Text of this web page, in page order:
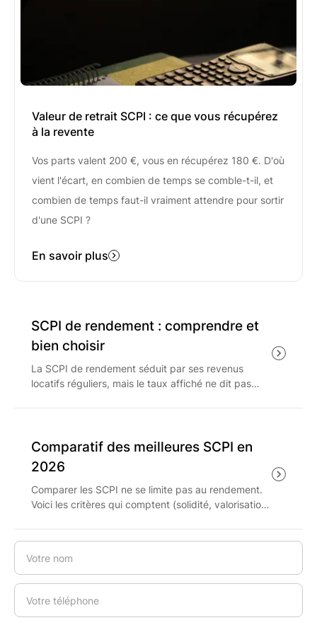
Valeur de retrait SCPI : ce que vous récupérez
à la revente
Vos parts valent 200 €, vous en récupérez 180 €. D'où
vient l'écart, en combien de temps se comble-t-il, et
combien de temps faut-il vraiment attendre pour sortir
d'une SCPI ?
En savoir plus
SCPI de rendement : comprendre et
bien choisir
La SCPI de rendement séduit par ses revenus
locatifs réguliers, mais le taux affiché ne dit pas
Comparatif des meilleures SCPI en
2026
Comparer les SCPI ne se limite pas au rendement.
Voici les critères qui comptent (solidité, valorisation,